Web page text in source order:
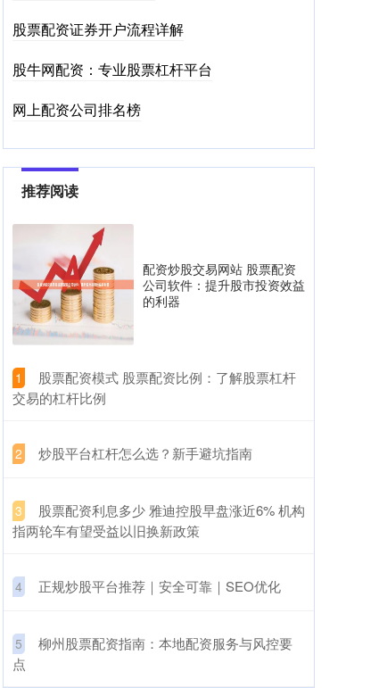
股票配资证券开户流程详解
股牛网配资：专业股票杠杆平台
网上配资公司排名榜
推荐阅读
配资炒股交易网站 股票配资
公司软件：提升股市投资效益
的利器
1
​股票配资模式 股票配资比例：了解股票杠杆
交易的杠杆比例
2 ​炒股平台杠杆怎么选？新手避坑指南
3
​股票配资利息多少 雅迪控股早盘涨近6% 机构
指两轮车有望受益以旧换新政策
4 ​正规炒股平台推荐｜安全可靠｜SEO优化
5
​柳州股票配资指南：本地配资服务与风控要
点